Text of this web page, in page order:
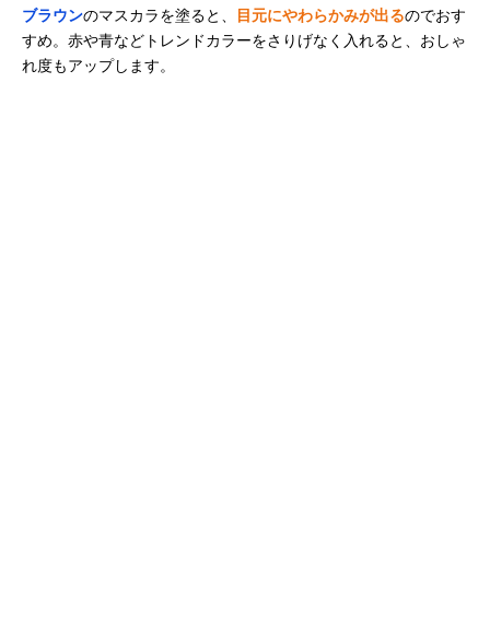
ブラウンのマスカラを塗ると、 目元にやわらかみが出るのでおす
すめ。赤や青などトレンドカラーをさりげなく入れると、おしゃ
れ度もアップします。